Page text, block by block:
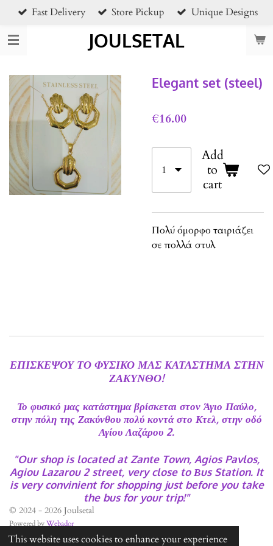
This website uses cookies to enhance your experience
Skip
main
JOULSETAL
Fast Delivery Store Pickup Unique Designs
Elegant set (steel)
€16.00
Add
to
cart
Πολύ όμορφο ταιριάζει
σε πολλά στυλ
ΕΠΙΣΚΕΨΟΥ ΤΟ ΦΥΣΙΚΟ ΜΑΣ ΚΑΤΑΣΤΗΜΑ ΣΤΗΝ
ΖΑΚΥΝΘΟ!
Το φυσικό μας κατάστημα βρίσκεται στον Άγιο Παύλο,
στην πόλη της Ζακύνθου πολύ κοντά στο Κτελ, στην οδό
Αγίου Λαζάρου 2.
"Our shop is located at Zante Town, Agios Pavlos,
Agiou Lazarou 2 street, very close to Βus Station. It
is very convinient for shopping just before you take
the bus for your trip!"
© 2024 - 2026 Joulsetal
Powered byWebador